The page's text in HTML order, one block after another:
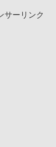
サーリンク